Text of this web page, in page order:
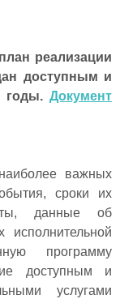
реализации
доступным и
годы. Документ
важных
сроки их
данные об
исполнительной
программу
доступным и
услугами